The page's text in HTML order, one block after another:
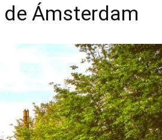
Ámsterdam